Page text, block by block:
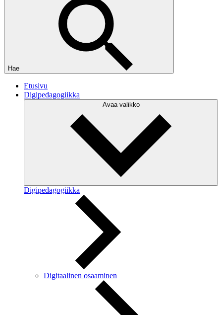
Hae
Etusivu
Digipedagogiikka
Avaa valikko
Digipedagogiikka
Digitaalinen osaaminen